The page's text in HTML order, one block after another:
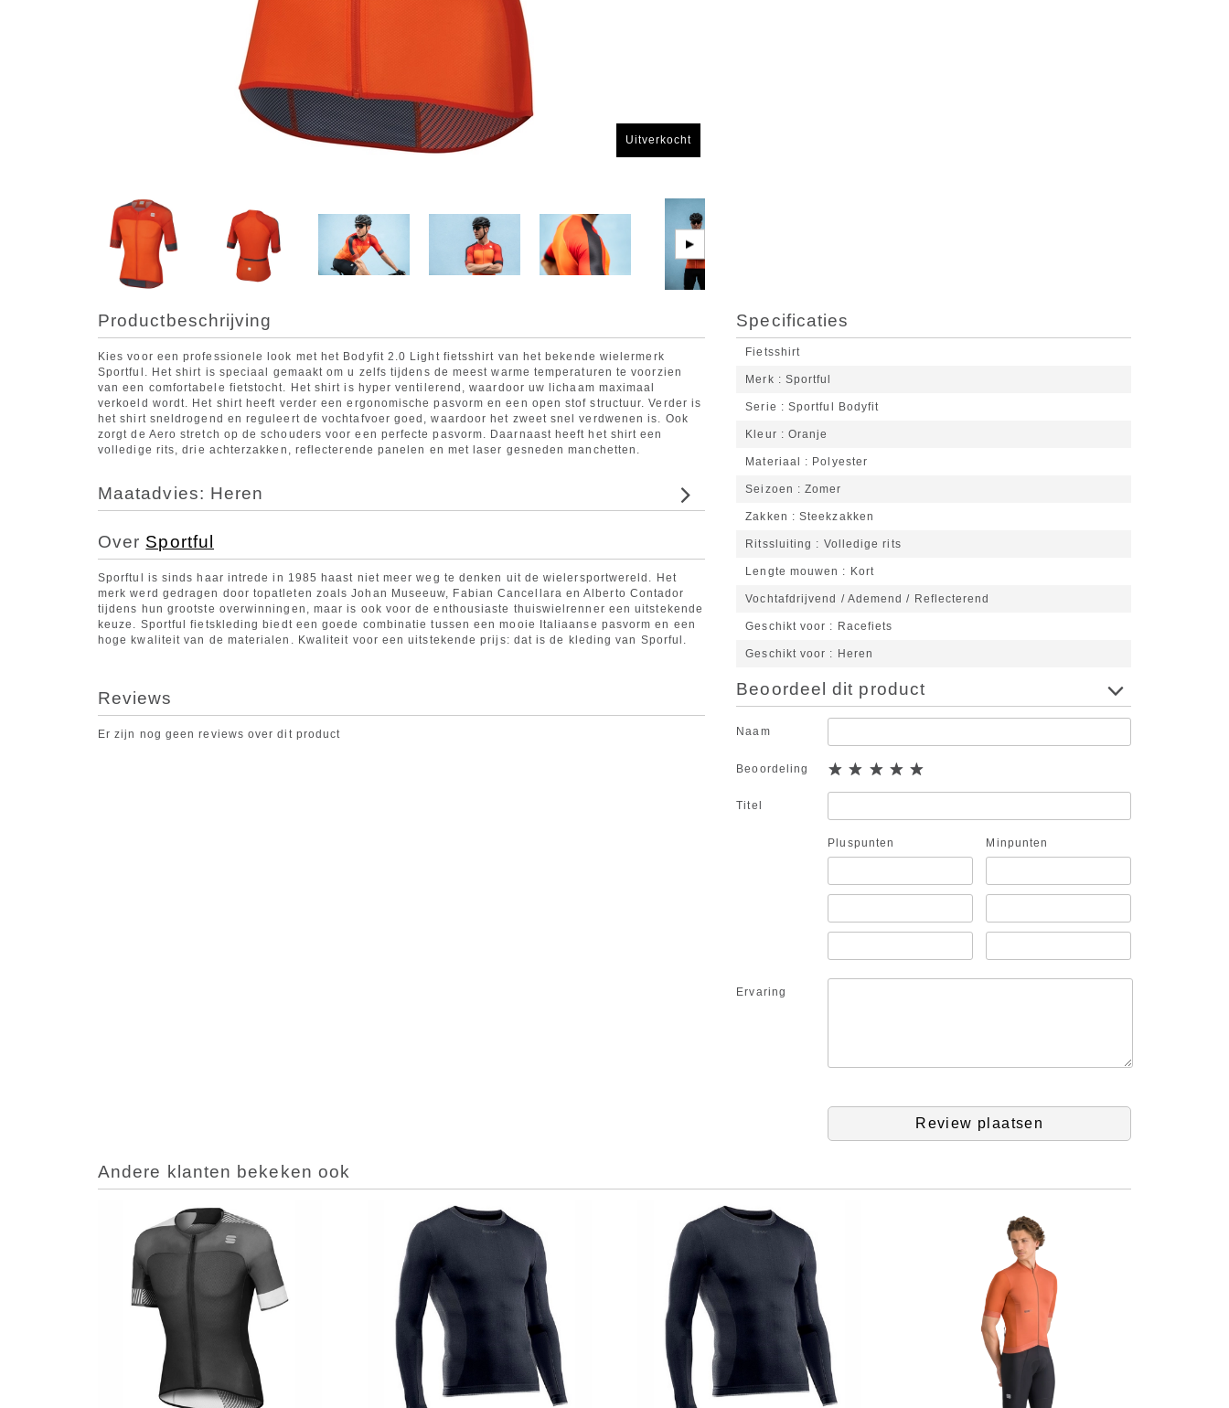
Uitverkocht
▶
Productbeschrijving
Kies voor een professionele look met het Bodyfit 2.0 Light fietsshirt van het bekende wielermerk
Sportful. Het shirt is speciaal gemaakt om u zelfs tijdens de meest warme temperaturen te voorzien
van een comfortabele fietstocht. Het shirt is hyper ventilerend, waardoor uw lichaam maximaal
verkoeld wordt. Het shirt heeft verder een ergonomische pasvorm en een open stof structuur. Verder is
het shirt sneldrogend en reguleert de vochtafvoer goed, waardoor het zweet snel verdwenen is. Ook
zorgt de Aero stretch op de schouders voor een perfecte pasvorm. Daarnaast heeft het shirt een
volledige rits, drie achterzakken, reflecterende panelen en met laser gesneden manchetten.
Maatadvies: Heren
Over Sportful
Sporftul is sinds haar intrede in 1985 haast niet meer weg te denken uit de wielersportwereld. Het
merk werd gedragen door topatleten zoals Johan Museeuw, Fabian Cancellara en Alberto Contador
tijdens hun grootste overwinningen, maar is ook voor de enthousiaste thuiswielrenner een uitstekende
keuze. Sportful fietskleding biedt een goede combinatie tussen een mooie Italiaanse pasvorm en een
hoge kwaliteit van de materialen. Kwaliteit voor een uitstekende prijs: dat is de kleding van Sporful.
Specificaties
Fietsshirt
Merk Sportful
Serie Sportful Bodyfit
Kleur Oranje
Materiaal Polyester
Seizoen Zomer
Zakken Steekzakken
Ritssluiting Volledige rits
Lengte mouwen Kort
Vochtafdrijvend / Ademend / Reflecterend
Geschikt voor Racefiets
Geschikt voor Heren
Reviews
Er zijn nog geen reviews over dit product
Beoordeel dit product
Naam
Beoordeling
Titel
Pluspunten Minpunten
Ervaring
Review plaatsen
Andere klanten bekeken ook